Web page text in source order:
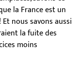
la France est un
nous savons aussi
la fuite des
moins